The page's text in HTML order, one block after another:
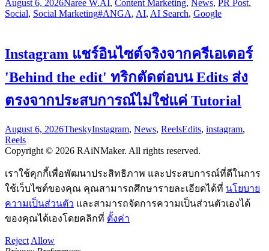
August 6, 2026Naree W.AI, Content Marketing, News, PR Post,
Social, Social Marketing#ANGA, AI, AI Search, Google
Instagram แชร์อินไซต์จริงจากครีเอเตอร์
'Behind the edit' ทริกตัดต่อบน Edits ส่ง
ตรงจากประสบการณ์ไม่ใช่แค่ Tutorial
August 6, 2026TheskyInstagram, News, ReelsEdits, instagram,
Reels
Copyright © 2026 RAiNMaker. All rights reserved.
เราใช้คุกกี้เพื่อพัฒนาประสิทธิภาพ และประสบการณ์ที่ดีในการ
ใช้เว็บไซต์ของคุณ คุณสามารถศึกษารายละเอียดได้ที่ นโยบาย
ความเป็นส่วนตัว และสามารถจัดการความเป็นส่วนตัวเองได้
ของคุณได้เองโดยคลิกที่ ตั้งค่า
Reject Allow